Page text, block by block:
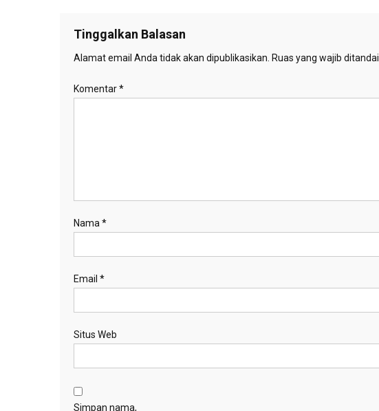
Tinggalkan Balasan
Alamat email Anda tidak akan dipublikasikan. Ruas yang wajib ditandai
Komentar*
Nama *
Email *
Situs Web
Simpan nama,